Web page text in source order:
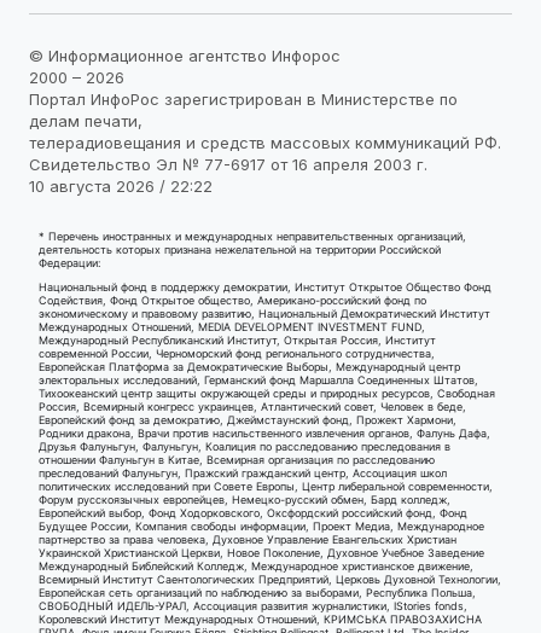
© Информационное агентство Инфорос
2000 – 2026
Портал ИнфоРос зарегистрирован в Министерстве по
делам печати,
телерадиовещания и средств массовых коммуникаций РФ.
Свидетельство Эл № 77-6917 от 16 апреля 2003 г.
10 августа 2026 / 22:22